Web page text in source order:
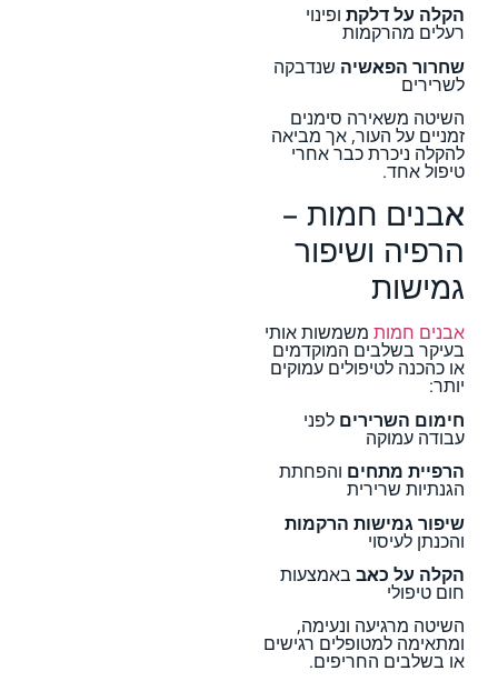
הקלה על דלקת ופינוי
רעלים מהרקמות
שחרור הפאשיה שנדבקה
לשרירים
השיטה משאירה סימנים
זמניים על העור, אך מביאה
להקלה ניכרת כבר אחרי
טיפול אחד.
אבנים חמות –
הרפיה ושיפור
גמישות
אבנים חמות משמשות אותי
בעיקר בשלבים המוקדמים
או כהכנה לטיפולים עמוקים
יותר:
חימום השרירים לפני
עבודה עמוקה
הרפיית מתחים והפחתת
הגנתיות שרירית
שיפור גמישות הרקמות
והכנתן לעיסוי
הקלה על כאב באמצעות
חום טיפולי
השיטה מרגיעה ונעימה,
ומתאימה למטופלים רגישים
או בשלבים החריפים.